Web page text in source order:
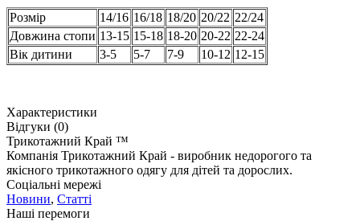
Розмір 14/16 16/18 18/20 20/22 22/24
Довжина стопи 13-15 15-18 18-20 20-22 22-24
Вік дитини
3-5 5-7 7-9 10-12 12-15
Характеристики
Відгуки (0)
Трикотажний Край ™
Компанія Трикотажний Край - виробник недорогого та
якісного трикотажного одягу для дітей та дорослих.
Соціальні мережі
Новини, Статті
Наші перемоги